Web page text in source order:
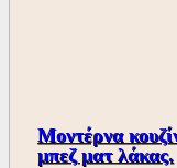
Μοντέρνα
μπεζ ματ λάκας.